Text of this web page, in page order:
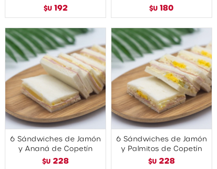
$U 192 $U 180
6 Sándwiches de Jamón
y Ananá de Copetín
$U 228
6 Sándwiches de Jamón
y Palmitos de Copetín
$U 228